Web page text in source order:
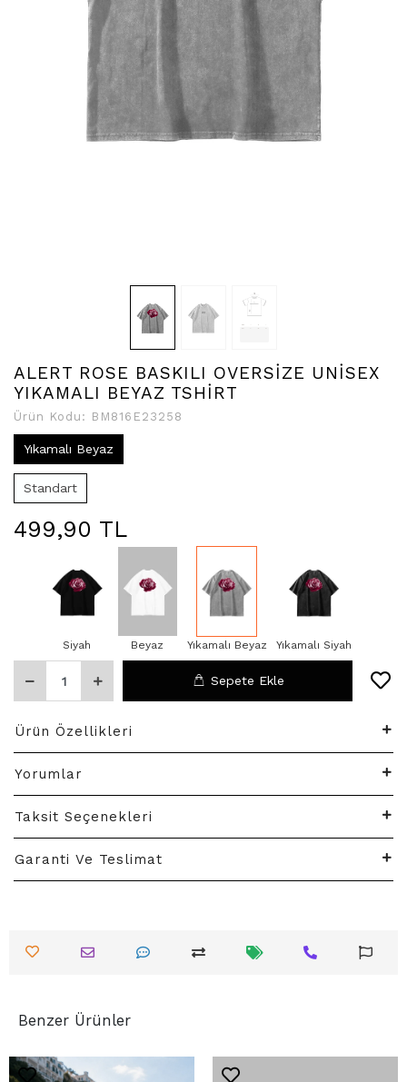
ALERT ROSE BASKILI OVERSİZE UNİSEX
YIKAMALI BEYAZ TSHİRT
Ürün Kodu: BM816E23258
Yıkamalı Beyaz
Standart
499,90 TL
Siyah Beyaz Yıkamalı Beyaz Yıkamalı Siyah
Sepete Ekle
Ürün Özellikleri
Yorumlar
Taksit Seçenekleri
Garanti Ve Teslimat
Benzer Ürünler